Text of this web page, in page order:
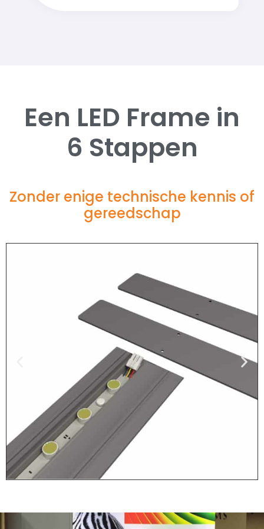
Een LED Frame in
6 Stappen
Zonder enige technische kennis of
gereedschap
Voeten